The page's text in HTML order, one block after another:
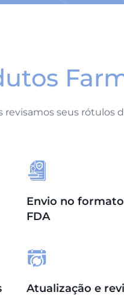
seus rótulos
Envio no
FDA
Atualização e